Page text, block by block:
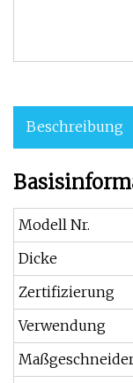
Beschreibung
Modell Nr.
Dicke
Zertifizierung
Verwendung